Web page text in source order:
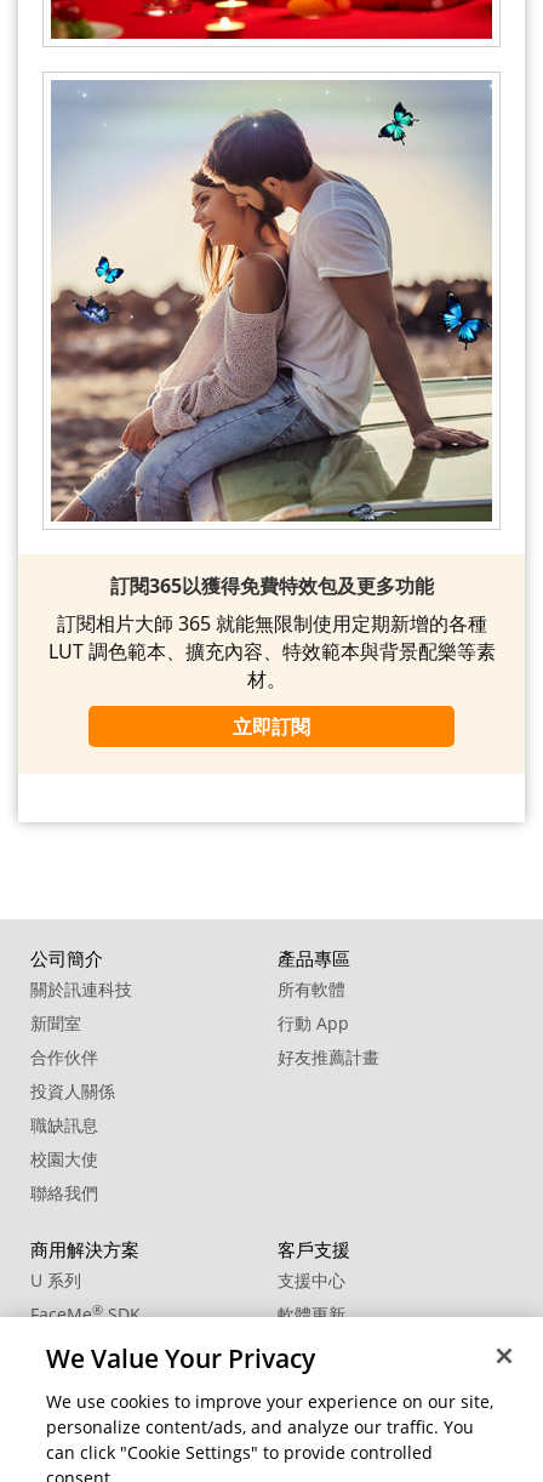
訂閱365以獲得免費特效包及更多功能
訂閱相片大師 365 就能無限制使用定期新增的各種
LUT 調色範本、擴充內容、特效範本與背景配樂等素
材。
立即訂閱
公司簡介
關於訊連科技
新聞室
合作伙伴
投資人關係
職缺訊息
校園大使
聯絡我們
產品專區
所有軟體
行動 App
好友推薦計畫
商用解決方案
U 系列
FaceMe®SDK
客戶支援
支援中心
軟體更新
教學中心
社群資源
會員專區
變更地區
We Value Your Privacy
We use cookies to improve your experience on our site,
personalize content/ads, and analyze our traffic. You
can click "Cookie Settings" to provide controlled